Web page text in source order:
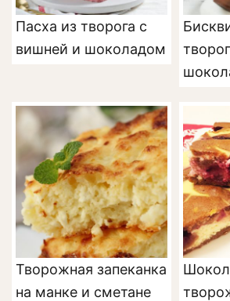
Пасха из творога с
вишней и шоколадом
Творожная запеканка
на манке и сметане